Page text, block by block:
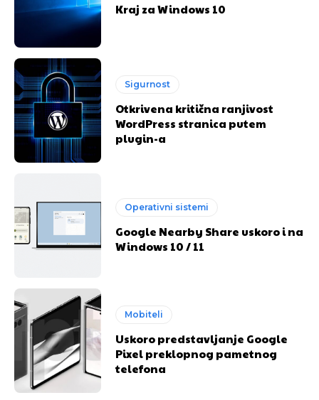
Kraj za Windows 10
Sigurnost
Otkrivena kritična ranjivost
WordPress stranica putem
plugin-a
Operativni sistemi
Google Nearby Share uskoro i na
Windows 10 / 11
Mobiteli
Uskoro predstavljanje Google
Pixel preklopnog pametnog
telefona